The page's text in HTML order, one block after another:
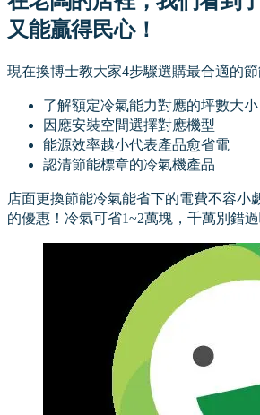
又能贏得民心！
現在換博士教大家4步驟選購最合適的節
了解額定冷氣能力對應的坪數大小
因應安裝空間選擇對應機型
能源效率越小代表產品愈省電
認清節能標章的冷氣機產品
店面更換節能冷氣能省下的電費不容小
的優惠！冷氣可省1~2萬塊，千萬別錯過